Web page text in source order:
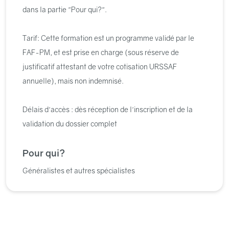
dans la partie "Pour qui?".
Tarif: Cette formation est un programme validé par le
FAF-PM, et est prise en charge (sous réserve de
justificatif attestant de votre cotisation URSSAF
annuelle), mais non indemnisé.
Délais d'accès : dès réception de l'inscription et de la
validation du dossier complet
Pour qui?
Généralistes et autres spécialistes